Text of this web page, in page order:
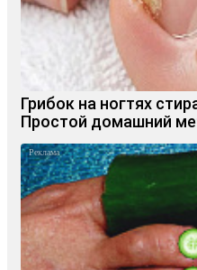
Грибок на ногтях
Простой домашний